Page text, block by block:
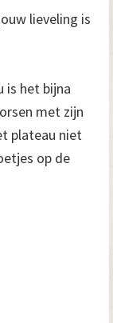
lieveling is
is het bijna
met zijn
plateau niet
op de